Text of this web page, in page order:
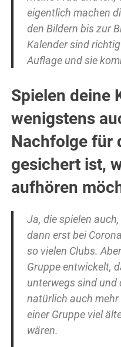
eigentlich machen
den Bildern bis zur
Kalender sind
Auflage und sie
Spielen deine
wenigstens
Nachfolge für
gesichert ist,
aufhören
Ja, die spielen
dann erst bei
so vielen Clubs.
Gruppe entwickelt,
unterwegs sind und
natürlich auch mehr
einer Gruppe viel
wären.